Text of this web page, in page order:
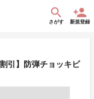
さがす 新規登録
引】防弾チョッキビ